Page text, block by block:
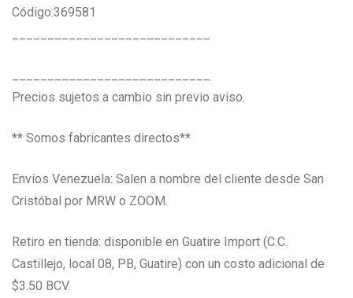
Código:369581
Precios sujetos a cambio sin previo aviso.
** Somos fabricantes directos**
Envíos Venezuela: Salen a nombre del cliente desde San
Cristóbal por MRW o ZOOM.
Retiro en tienda: disponible en Guatire Import (C.C.
Castillejo, local 08, PB, Guatire) con un costo adicional de
$3.50 BCV.